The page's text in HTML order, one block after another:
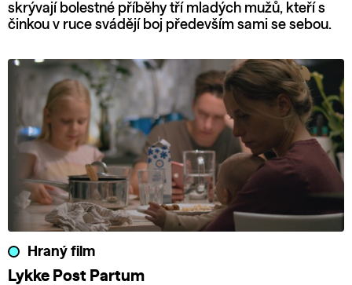
skrývají bolestné příběhy tří mladých mužů, kteří s
činkou v ruce svádějí boj především sami se sebou.
Hraný film
Lykke Post Partum